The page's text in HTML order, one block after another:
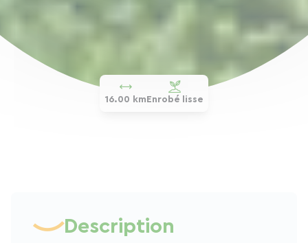
16.00 km Enrobé lisse
Description